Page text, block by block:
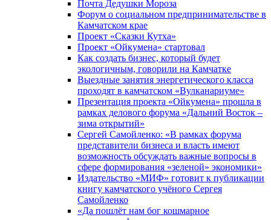
Почта Дедушки Мороза
Форум о социальном предпринимательстве в
Камчатском крае
Проект «Сказки Кутха»
Проект «Ойкумена» стартовал
Как создать бизнес, который будет
экологичным, говорили на Камчатке
Выездные занятия энергетического класса
проходят в камчатском «Вулканариуме»
Презентация проекта «Ойкумена» прошла в
рамках делового форума «Дальний Восток –
зима открытий»
Сергей Самойленко: «В рамках форума
представители бизнеса и власть имеют
возможность обсуждать важные вопросы в
сфере формирования «зеленой» экономики»
Издательство «МИФ» готовит к публикации
книгу камчатского учёного Сергея
Самойленко
«Да пошлёт нам бог кошмарное